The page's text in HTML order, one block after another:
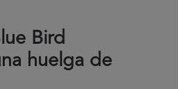
Bird
huelga de